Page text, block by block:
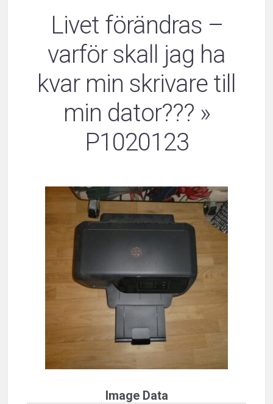
Livet förändras –
varför skall jag ha
kvar min skrivare till
min dator??? »
P1020123
Image Data